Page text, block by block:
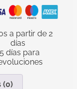
a partir de 2
días
días para
(0)